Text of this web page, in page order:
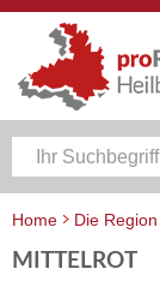
Home Die Region
MITTELROT